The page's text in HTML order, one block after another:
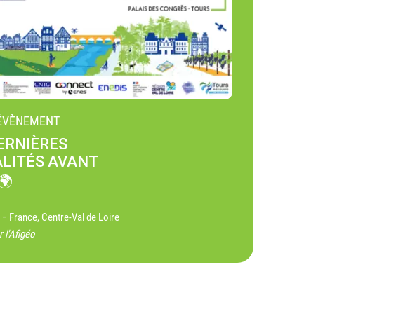
AVANT
- France, Centre-Val de Loire
l'Afigéo